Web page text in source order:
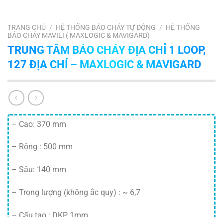
TRANG CHỦ / HỆ THỐNG BÁO CHÁY TỰ ĐỘNG / HỆ THỐNG
BÁO CHÁY MAVILI ( MAXLOGIC & MAVIGARD)
TRUNG TÂM BÁO CHÁY ĐỊA CHỈ 1 LOOP,
127 ĐỊA CHỈ – MAXLOGIC & MAVIGARD
– Cao: 370 mm
– Rộng : 500 mm
– Sâu: 140 mm
– Trọng lượng (không ắc quy) : ~ 6,7